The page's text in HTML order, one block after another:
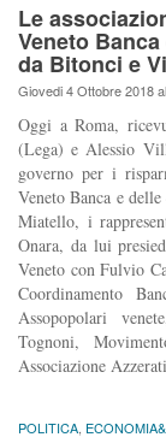
Le
Veneto
da Bitonci e
Giovedi 4 Ottobre 2018
Oggi a Roma,
(Lega) e Alessio
governo per i
Veneto Banca e
Miatello, i
Onara, da lui
Veneto con Fulvio
Coordinamento
Assopopolari
Tognoni,
Associazione
POLITICA